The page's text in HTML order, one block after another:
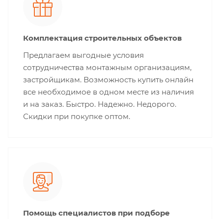
Комплектация строительных объектов
Предлагаем выгодные условия
сотрудничества монтажным организациям,
застройщикам. Возможность купить онлайн
все необходимое в одном месте из наличия
и на заказ. Быстро. Надежно. Недорого.
Скидки при покупке оптом.
Помощь специалистов при подборе